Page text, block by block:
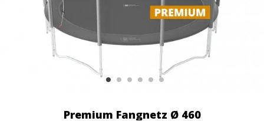
Premium Fangnetz Ø 460